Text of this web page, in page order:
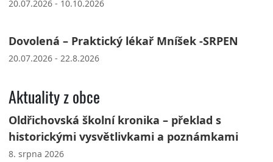
20.07.2026 - 10.10.2026
Dovolená – Praktický lékař Mníšek -SRPEN
20.07.2026 - 22.8.2026
Aktuality z obce
Oldřichovská školní kronika – překlad s
historickými vysvětlivkami a poznámkami
8. srpna 2026